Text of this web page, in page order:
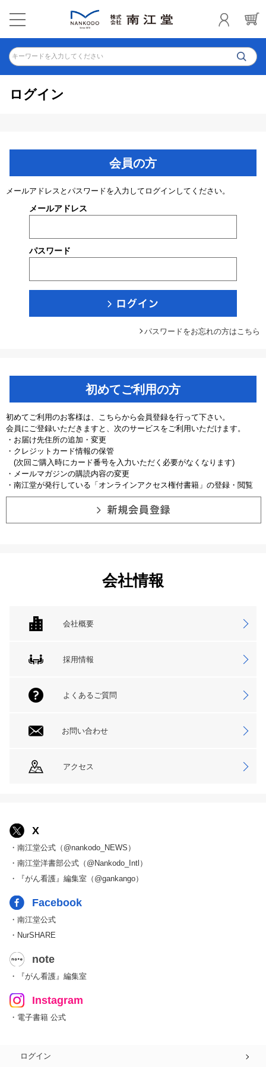
キーワードを入力してください
ログイン
会員の方
メールアドレスとパスワードを入力してログインしてください。
メールアドレス
パスワード
パスワードをお忘れの方はこちら
初めてご利用の方
初めてご利用のお客様は、こちらから会員登録を行って下さい。
会員にご登録いただきますと、次のサービスをご利用いただけます。
・お届け先住所の追加・変更
・クレジットカード情報の保管
(次回ご購入時にカード番号を入力いただく必要がなくなります)
・メールマガジンの購読内容の変更
・南江堂が発行している「オンラインアクセス権付書籍」の登録・閲覧
会社情報
会社概要
採用情報
よくあるご質問
お問い合わせ
アクセス
X
・南江堂公式（@nankodo_NEWS）
・南江堂洋書部公式（@Nankodo_Intl）
・『がん看護』編集室（@gankango）
Facebook
・南江堂公式
・NurSHARE
note
・『がん看護』編集室
Instagram
・電子書籍 公式
ログイン